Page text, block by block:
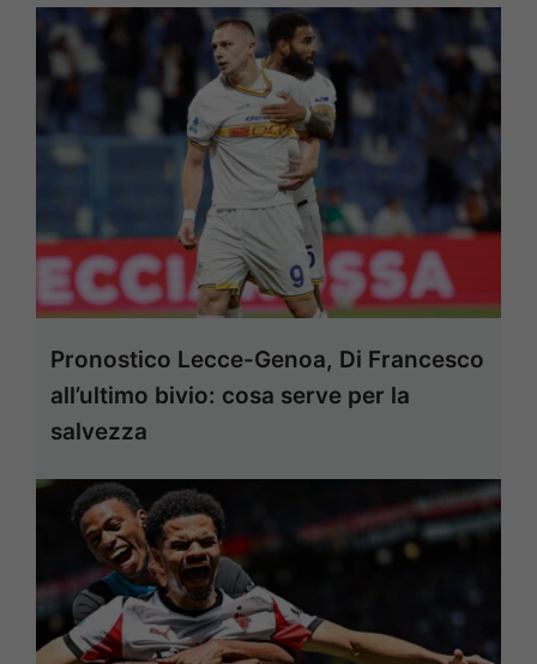
Pronostico Lecce-Genoa, Di Francesco
all’ultimo bivio: cosa serve per la
salvezza